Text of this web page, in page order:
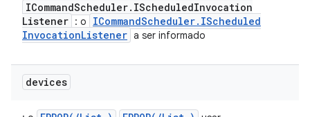
ICommandScheduler. IScheduledInvocation
Listener : o ICommandScheduler. IScheduled
InvocationListener a ser informado
devices